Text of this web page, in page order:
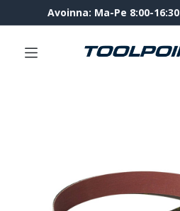
Avoinna: Ma-Pe 8:00-16:30